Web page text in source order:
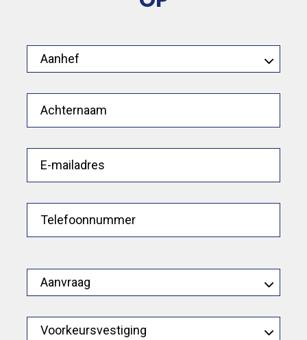
Aanhef
Achternaam
E-mailadres
Telefoonnummer
Aanvraag
Voorkeursvestiging